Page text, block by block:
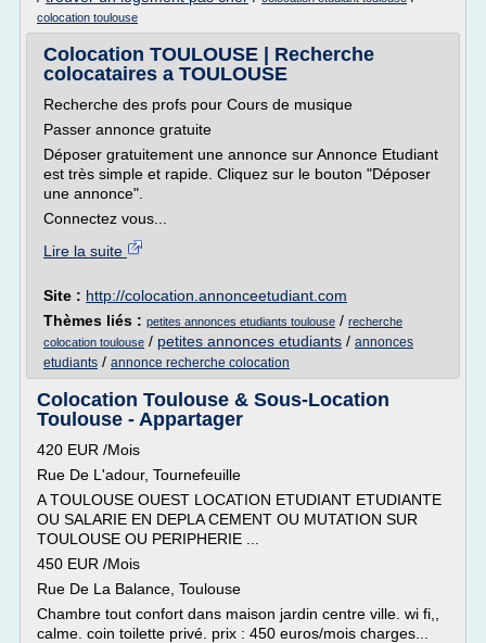
colocation toulouse
Colocation TOULOUSE | Recherche
colocataires a TOULOUSE
Recherche des profs pour Cours de musique
Passer annonce gratuite
Déposer gratuitement une annonce sur Annonce Etudiant
est très simple et rapide. Cliquez sur le bouton "Déposer
une annonce".
Connectez vous...
Lire la suite
Site : http://colocation.annonceetudiant.com
Thèmes liés : petites annonces etudiants toulouse / recherche
colocation toulouse / petites annonces etudiants / annonces
etudiants / annonce recherche colocation
Colocation Toulouse & Sous-Location
Toulouse - Appartager
420 EUR /Mois
Rue De L'adour, Tournefeuille
A TOULOUSE OUEST LOCATION ETUDIANT ETUDIANTE
OU SALARIE EN DEPLA CEMENT OU MUTATION SUR
TOULOUSE OU PERIPHERIE ...
450 EUR /Mois
Rue De La Balance, Toulouse
Chambre tout confort dans maison jardin centre ville. wi fi,,
calme. coin toilette privé. prix : 450 euros/mois charges...